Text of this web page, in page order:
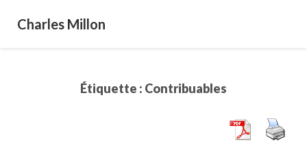
Charles Millon
Étiquette : Contribuables